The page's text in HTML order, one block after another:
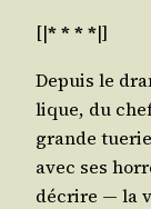
[|* * * *|]
Depuis le
lique, du
grande
avec ses
décrire ― la